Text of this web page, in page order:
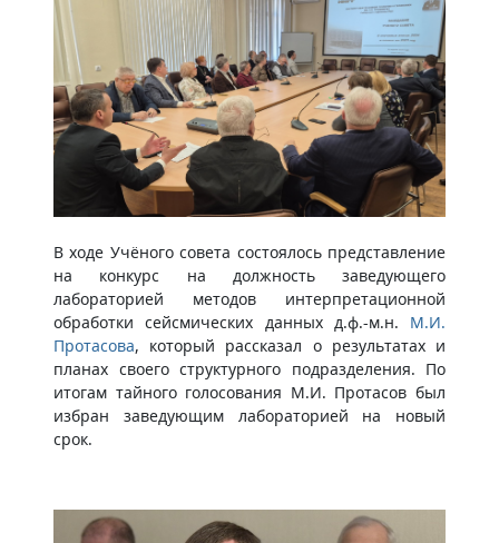
В ходе Учёного совета состоялось представление
на конкурс на должность заведующего
лабораторией методов интерпретационной
обработки сейсмических данных д.ф.-м.н. М.И.
Протасова, который рассказал о результатах и
планах своего структурного подразделения. По
итогам тайного голосования М.И. Протасов был
избран заведующим лабораторией на новый
срок.